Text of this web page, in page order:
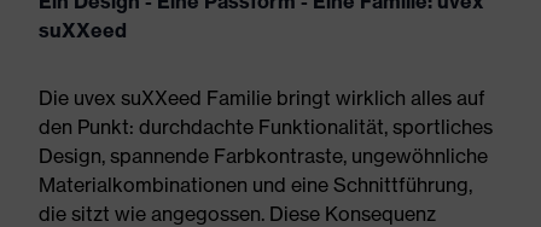
suXXeed
Die uvex suXXeed Familie bringt wirklich alles auf
den Punkt: durchdachte Funktionalität, sportliches
Design, spannende Farbkontraste, ungewöhnliche
Materialkombinationen und eine Schnittführung,
die sitzt wie angegossen. Diese Konsequenz